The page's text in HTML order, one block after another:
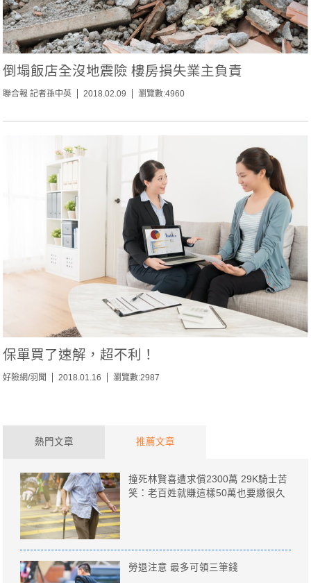
倒塌飯店全沒地震險 樓房損失業主負責
聯合報 記者孫中英 2018.02.09 瀏覽數:4960
保單買了速解，超不利！
好險網/羽聞 2018.01.16 瀏覽數:2987
熱門文章 推薦文章
撞死林賢喜遭求償2300萬 29K騎士苦
笑：老百姓就賺這樣50萬也要繳很久
勞退注意 最多可領三筆錢